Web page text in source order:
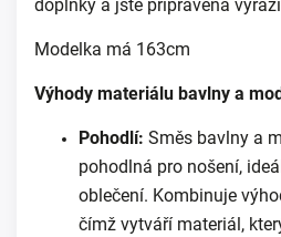
doplňky a jste připravena
Modelka má 163cm
Výhody materiálu bavlny a
Pohodlí: Směs bavlny a
pohodlná pro nošení,
oblečení. Kombinuje
čímž vytváří materiál,